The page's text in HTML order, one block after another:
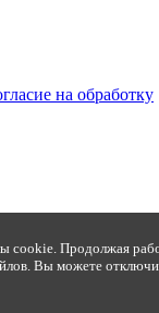
cookie. Продолжая
Вы можете
на обработку